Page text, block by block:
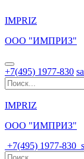
IMPRIZ
ООО "ИМПРИЗ"
+7(495) 1977-830
IMPRIZ
ООО "ИМПРИЗ"
+7(495) 1977-830